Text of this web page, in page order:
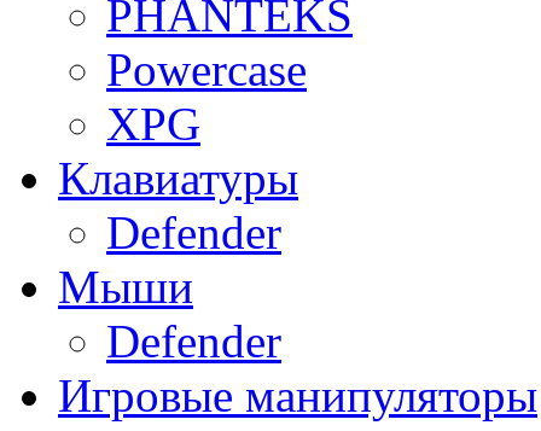
PHANTEKS
Powercase
XPG
Клавиатуры
Defender
Мыши
Defender
Игровые манипуляторы